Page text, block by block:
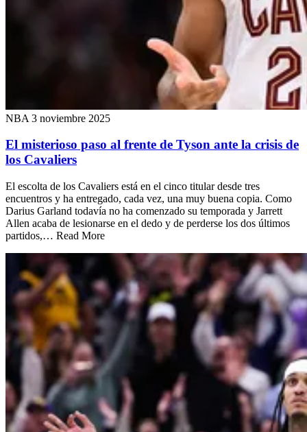
NBA 3 noviembre 2025
El misterioso paso al frente de Tyson ante la crisis de
los Cavaliers
El escolta de los Cavaliers está en el cinco titular desde tres
encuentros y ha entregado, cada vez, una muy buena copia. Como
Darius Garland todavía no ha comenzado su temporada y Jarrett
Allen acaba de lesionarse en el dedo y de perderse los dos últimos
partidos,… Read More